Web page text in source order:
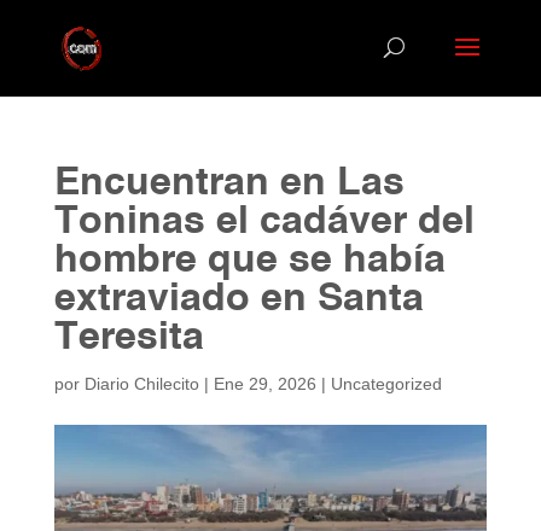
Encuentran en Las
Toninas el cadáver del
hombre que se había
extraviado en Santa
Teresita
por Diario Chilecito| Ene 29, 2026 | Uncategorized